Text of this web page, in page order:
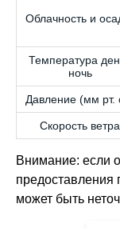
Облачность и
Температура
ночь
Давление (мм рт.
Скорость ветра
Внимание: если
предоставления
может быть